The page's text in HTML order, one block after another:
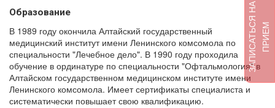
Образование
В 1989 году окончила Алтайский государственный
медицинский институт имени Ленинского комсомола по
специальности "Лечебное дело". В 1990 году проходила
обучение в ординатуре по специальности "Офтальмология" в
Алтайском государственном медицинском институте имени
Ленинского комсомола. Имеет сертификаты специалиста и
систематически повышает свою квалификацию.
З
А
П
И
С
А
Т
Ь С
Я
Н
А
П
Р
И
Е М